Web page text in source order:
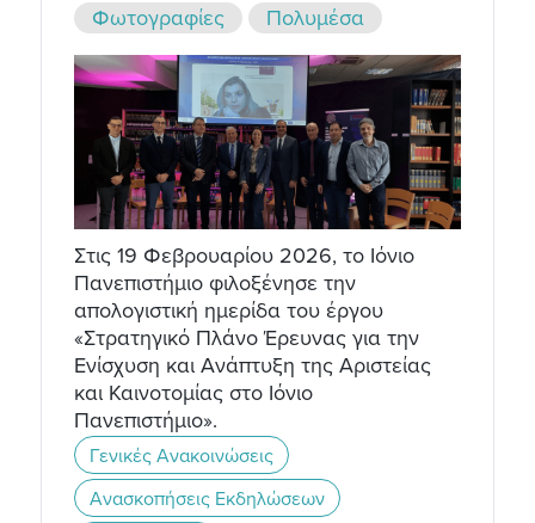
Φωτογραφίες Πολυμέσα
Στις 19 Φεβρουαρίου 2026, το Ιόνιο
Πανεπιστήμιο φιλοξένησε την
απολογιστική ημερίδα του έργου
«Στρατηγικό Πλάνο Έρευνας για την
Ενίσχυση και Ανάπτυξη της Αριστείας
και Καινοτομίας στο Ιόνιο
Πανεπιστήμιο».
Γενικές Ανακοινώσεις
Ανασκοπήσεις Εκδηλώσεων